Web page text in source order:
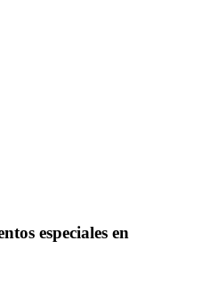
especiales en